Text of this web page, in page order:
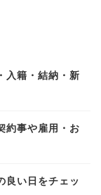
入籍・結納・新
約事や雇用・お
良い日をチェッ